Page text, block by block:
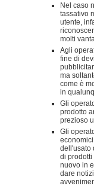
Nel caso
tassativo
utente,
molti
Agli
fine di
ma
come è
in
Gli
prodotto
prezioso
Gli
dell'usato
di prodotti
nuovo in
dare